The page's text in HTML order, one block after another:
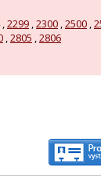
,2299 ,2300 ,2500 ,
,2805 ,2806